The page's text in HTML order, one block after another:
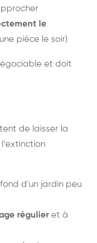
le
pièce le soir)
et doit
de laisser la
l'extinction
d'un jardin peu
régulier et à